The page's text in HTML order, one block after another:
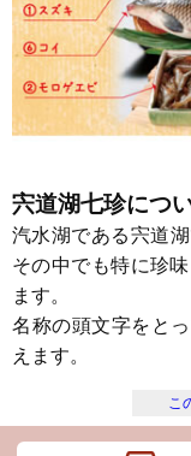
宍道湖七珍につ
汽水湖である宍道
その中でも特に珍
ます。
名称の頭文字をと
えます。
こ